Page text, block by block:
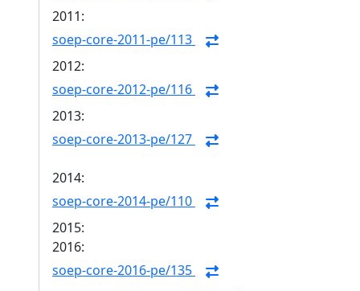
2011:
soep-core-2011-pe/113
2012:
soep-core-2012-pe/116
2013:
soep-core-2013-pe/127
2014:
soep-core-2014-pe/110
2015:
2016:
soep-core-2016-pe/135